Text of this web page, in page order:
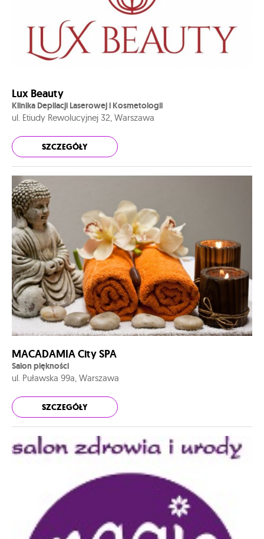
Lux Beauty
Klinika Depilacji Laserowej i Kosmetologii
ul. Etiudy Rewolucyjnej 32, Warszawa
SZCZEGÓŁY
MACADAMIA City SPA
Salon piękności
ul. Puławska 99a, Warszawa
SZCZEGÓŁY